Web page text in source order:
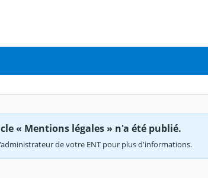
« Mentions légales » n'a été publié.
de votre ENT pour plus d'informations.